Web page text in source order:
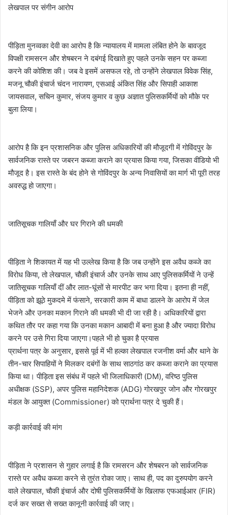
लेखपाल पर संगीन आरोप
पीड़िता मुनव्वका देवी का आरोप है कि न्यायालय में मामला लंबित होने के बावजूद
विपक्षी रामसरन और शेषबरन ने दबंगई दिखाते हुए पहले उनके सहन पर कब्जा
करने की कोशिश की। जब वे इसमें असफल रहे, तो उन्होंने लेखपाल विवेक सिंह,
मजनू चौकी इंचार्ज चंदन नारायण, एसआई अंकित सिंह और सिपाही आकाश
जायसवाल, सचिन कुमार, संजय कुमार व कुछ अज्ञात पुलिसकर्मियों को मौके पर
बुला लिया।
आरोप है कि इन प्रशासनिक और पुलिस अधिकारियों की मौजूदगी में गोविंदपुर के
सार्वजनिक रास्ते पर जबरन कब्जा कराने का प्रयास किया गया, जिसका वीडियो भी
मौजूद है। इस रास्ते के बंद होने से गोविंदपुर के अन्य निवासियों का मार्ग भी पूरी तरह
अवरुद्ध हो जाएगा।
जातिसूचक गालियाँ और घर गिराने की धमकी
पीड़िता ने शिकायत में यह भी उल्लेख किया है कि जब उन्होंने इस अवैध कब्जे का
विरोध किया, तो लेखपाल, चौकी इंचार्ज और उनके साथ आए पुलिसकर्मियों ने उन्हें
जातिसूचक गालियाँ दीं और लात-घूंसों से मारपीट कर भगा दिया। इतना ही नहीं,
पीड़िता को झूठे मुकदमे में फंसाने, सरकारी काम में बाधा डालने के आरोप में जेल
भेजने और उनका मकान गिराने की धमकी भी दी जा रही है। अधिकारियों द्वारा
कथित तौर पर कहा गया कि उनका मकान आबादी में बना हुआ है और ज्यादा विरोध
करने पर उसे गिरा दिया जाएगा।पहले भी हो चुका है प्रयास
​प्रार्थना पत्र के अनुसार, इससे पूर्व में भी हल्का लेखपाल रजनीश वर्मा और थाने के
तीन-चार सिपाहियों ने मिलकर दबंगों के साथ साठगांठ कर कब्जा कराने का प्रयास
किया था। पीड़िता इस संबंध में पहले भी जिलाधिकारी (DM), वरिष्ठ पुलिस
अधीक्षक (SSP), अपर पुलिस महानिदेशक (ADG) गोरखपुर जोन और गोरखपुर
मंडल के आयुक्त (Commissioner) को प्रार्थना पत्र दे चुकी हैं।
​कड़ी कार्रवाई की मांग
पीड़िता ने प्रशासन से गुहार लगाई है कि रामसरन और शेषबरन को सार्वजनिक
रास्ते पर अवैध कब्जा करने से तुरंत रोका जाए। साथ ही, पद का दुरुपयोग करने
वाले लेखपाल, चौकी इंचार्ज और दोषी पुलिसकर्मियों के खिलाफ एफआईआर (FIR)
दर्ज कर सख्त से सख्त कानूनी कार्रवाई की जाए।